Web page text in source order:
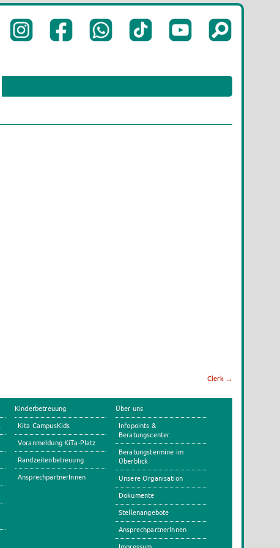
Clerk →
Kinderbetreuung
Kita CampusKids
Voranmeldung KiTa-Platz
Randzeitenbetreuung
AnsprechpartnerInnen
Über uns
Infopoints &
Beratungscenter
Beratungstermine im
Überblick
Unsere Organisation
Dokumente
Stellenangebote
AnsprechpartnerInnen